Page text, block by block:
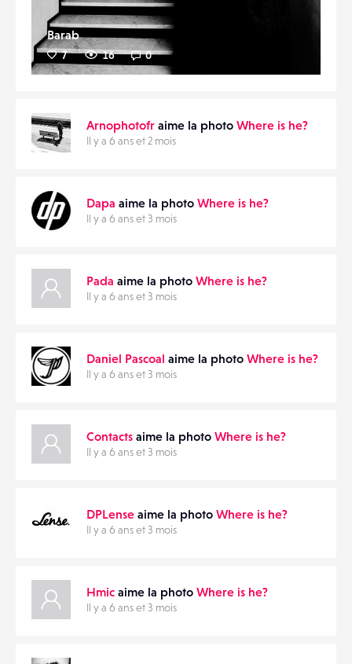
Barab
7 16 0
Arnophotofr aime la photo Where is he?
Il y a 6 ans et 2 mois
Dapa aime la photo Where is he?
Il y a 6 ans et 3 mois
Pada aime la photo Where is he?
Il y a 6 ans et 3 mois
Daniel Pascoal aime la photo Where is he?
Il y a 6 ans et 3 mois
Contacts aime la photo Where is he?
Il y a 6 ans et 3 mois
DPLense aime la photo Where is he?
Il y a 6 ans et 3 mois
Hmic aime la photo Where is he?
Il y a 6 ans et 3 mois